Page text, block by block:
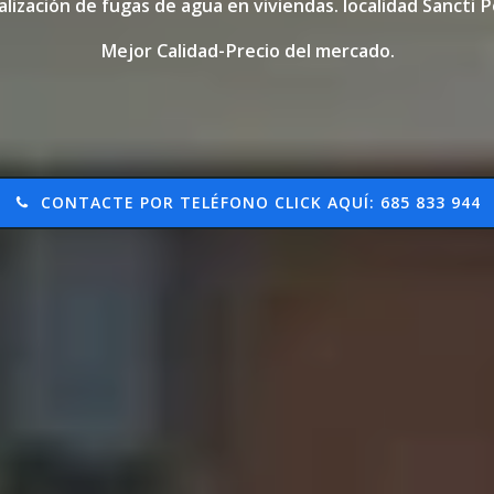
de fugas de agua en viviendas. localidad Sancti
Mejor Calidad-Precio del mercado.
CONTACTE POR TELÉFONO CLICK AQUÍ: 685 833 944